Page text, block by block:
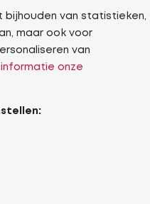
bijhouden van statistieken,
maar ook voor
van
onze